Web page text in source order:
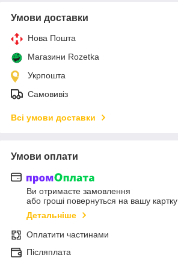
Умови доставки
Нова Пошта
Магазини Rozetka
Укрпошта
Самовивіз
Всі умови доставки
Умови оплати
Ви отримаєте замовлення
або гроші повернуться на вашу картку
Детальніше
Оплатити частинами
Післяплата